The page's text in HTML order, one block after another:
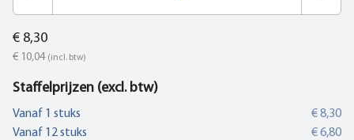
€ 8,30
€ 10,04 (incl. btw)
Staffelprijzen (excl. btw)
Vanaf 1 stuks
€ 8,30
Vanaf 12stuks € 6,80